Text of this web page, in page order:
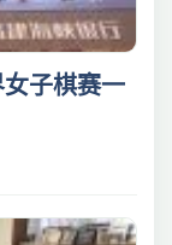
子棋赛一